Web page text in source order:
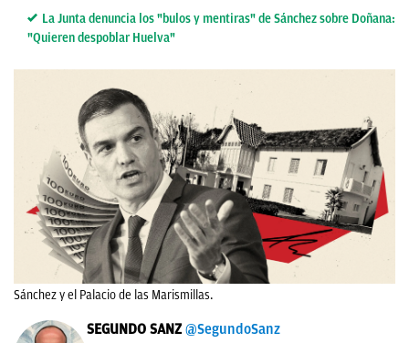
La Junta denuncia los "bulos y mentiras" de Sánchez sobre Doñana:
"Quieren despoblar Huelva"
Sánchez y el Palacio de las Marismillas.
SEGUNDO SANZ @SegundoSanz